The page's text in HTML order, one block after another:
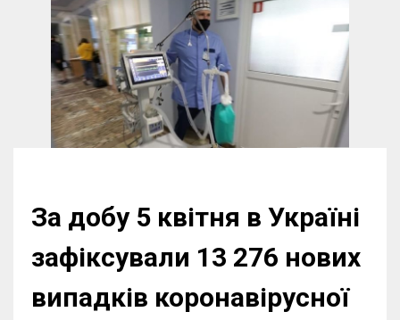
За добу 5 квітня в Україні
зафіксували 13 276 нових
випадків коронавірусної